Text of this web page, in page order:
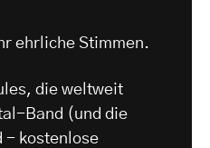
ehrliche Stimmen.
die weltweit
Band (und die
- kostenlose